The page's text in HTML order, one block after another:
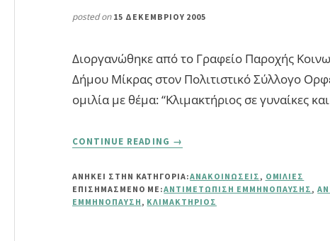
posted on 15 ΔΕΚΕΜΒΡΊΟΥ 2005
Διοργανώθηκε από το Γραφείο Παροχής
Δήμου Μίκρας στον Πολιτιστικό Σύλλογο
ομιλία με θέμα: “Κλιμακτήριος σε γυναίκες
CONTINUE READING
ΚΛΙΜΑΚΤΉΡΙΟΣ
ΓΥΝΑΊΚΕΣ
ΚΑΙ
→
ΑΝΗΚΕΙ ΣΤΗΝ ΚΑΤΗΓΟΡΙΑ:ΑΝΑΚΟΙΝΏΣΕΙΣ, ΟΜΙΛΊΕΣ
ΕΠΙΣΗΜΑΣΜΈΝΟ ΜΕ:ΑΝΤΙΜΕΤΏΠΙΣΗ ΕΜΜΗΝΌΠΑΥΣΗΣ,
ΕΜΜΗΝΌΠΑΥΣΗ, ΚΛΙΜΑΚΤΉΡΙΟΣ